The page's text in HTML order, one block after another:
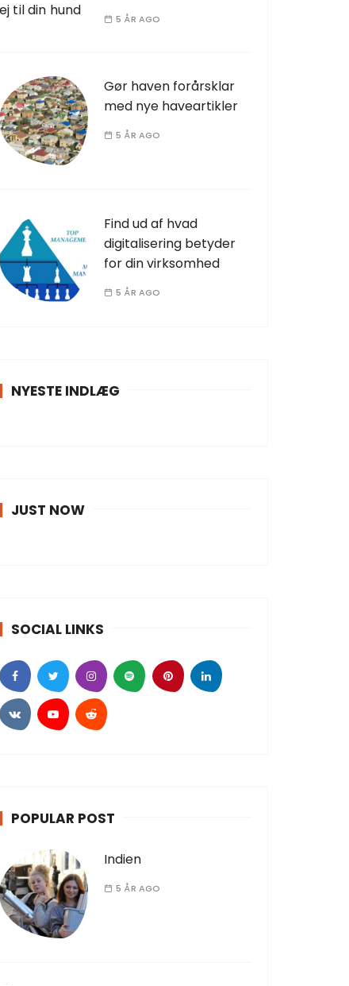
5 ÅR AGO
Gør haven forårsklar
med nye haveartikler
5 ÅR AGO
Find ud af hvad
digitalisering betyder
for din virksomhed
5 ÅR AGO
NYESTE INDLÆG
JUST NOW
SOCIAL LINKS
POPULAR POST
Indien
5 ÅR AGO